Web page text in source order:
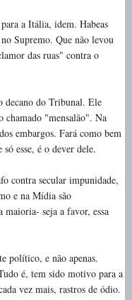
a Itália, idem. Habeas
Supremo. Que não levou
das ruas" contra o
decano do Tribunal. Ele
chamado "mensalão". Na
embargos. Fará como bem
esse, é o dever dele.
contra secular impunidade,
e na Mídia são
maioria- seja a favor, essa
político, e não apenas.
é, tem sido motivo para a
vez mais, rastros de ódio.